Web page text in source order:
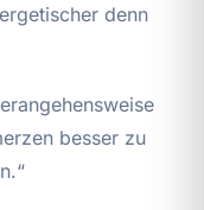
denn
besser zu